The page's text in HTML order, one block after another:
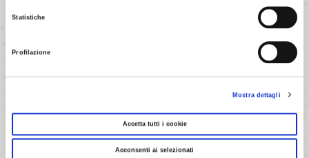
Statistiche
Profilazione
Mostra dettagli
Accetta tutti i cookie
Acconsenti ai selezionati
AVANTI